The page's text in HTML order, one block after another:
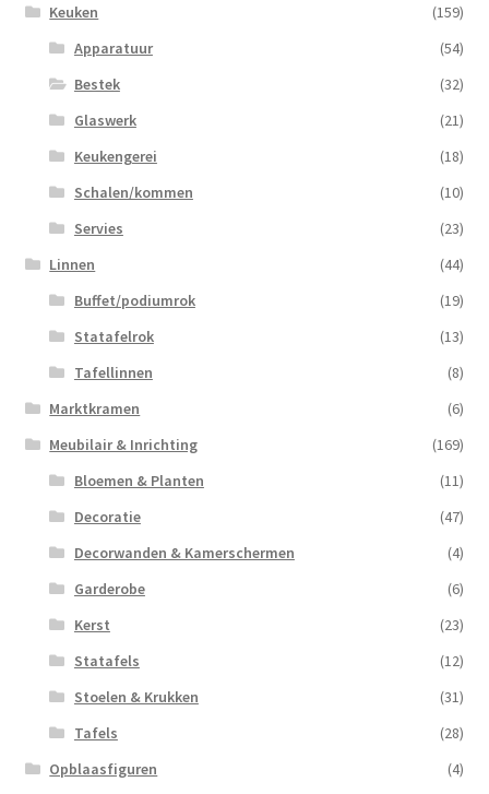
Keuken
(159)
Apparatuur
(54)
Bestek
(32)
Glaswerk
(21)
Keukengerei
(18)
Schalen/kommen
(10)
Servies
(23)
Linnen
(44)
Buffet/podiumrok
(19)
Statafelrok
(13)
Tafellinnen
(8)
Marktkramen
(6)
Meubilair & Inrichting
(169)
Bloemen & Planten
(11)
Decoratie
(47)
Decorwanden & Kamerschermen
(4)
Garderobe
(6)
Kerst
(23)
Statafels
(12)
Stoelen & Krukken
(31)
Tafels
(28)
Opblaasfiguren
(4)